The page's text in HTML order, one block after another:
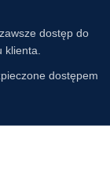
dostęp do
dostępem